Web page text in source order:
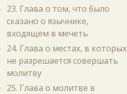
23. Глава о том, что было
сказано о язычнике,
входящем в мечеть
24. Глава о местах, в которых
не разрешается совершать
молитву
25. Глава о молитве в